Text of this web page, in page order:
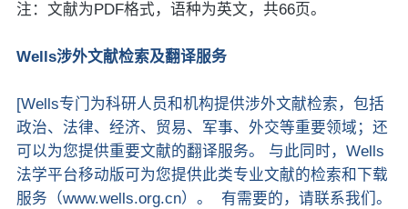
注：文献为PDF格式，语种为英文，共66页。
Wells涉外文献检索及翻译服务
[Wells专门为科研人员和机构提供涉外文献检索，包括
政治、法律、经济、贸易、军事、外交等重要领域；还
可以为您提供重要文献的翻译服务。 与此同时，Wells
法学平台移动版可为您提供此类专业文献的检索和下载
服务（www.wells.org.cn）。 有需要的，请联系我们。